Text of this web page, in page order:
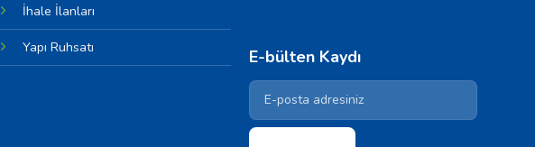
İhale İlanları
Yapı Ruhsatı
E-bülten Kaydı